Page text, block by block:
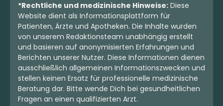
0 (0)
THC:28,3% CBD:1%
5.50 €
0(0)
THC:27 % CBD:
6.90 €
*Rechtliche und medizinische Hinweise: Diese
Website dient als Informationsplattform für
Patienten, Ärzte und Apotheken. Die Inhalte wurden
von unserem Redaktionsteam unabhängig erstellt
und basieren auf anonymisierten Erfahrungen und
Berichten unserer Nutzer. Diese Informationen dienen
ausschließlich allgemeinen Informationszwecken und
stellen keinen Ersatz für professionelle medizinische
Beratung dar. Bitte wende Dich bei gesundheitlichen
Fragen an einen qualifizierten Arzt.